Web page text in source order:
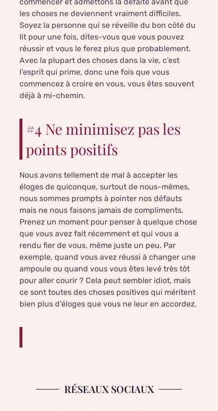
les choses ne deviennent vraiment difficiles.
Soyez la personne qui se réveille du bon côté du
lit pour une fois, dites-vous que vous pouvez
réussir et vous le ferez plus que probablement.
Avec la plupart des choses dans la vie, c’est
l’esprit qui prime, donc une fois que vous
commencez à croire en vous, vous êtes souvent
déjà à mi-chemin.
#4 Ne minimisez pas les
points positifs
Nous avons tellement de mal à accepter les
éloges de quiconque, surtout de nous-mêmes,
nous sommes prompts à pointer nos défauts
mais ne nous faisons jamais de compliments.
Prenez un moment pour penser à quelque chose
que vous avez fait récemment et qui vous a
rendu fier de vous, même juste un peu. Par
exemple, quand vous avez réussi à changer une
ampoule ou quand vous vous êtes levé très tôt
pour aller courir ? Cela peut sembler idiot, mais
ce sont toutes des choses positives qui méritent
bien plus d’éloges que vous ne leur en accordez.
RÉSEAUX SOCIAUX